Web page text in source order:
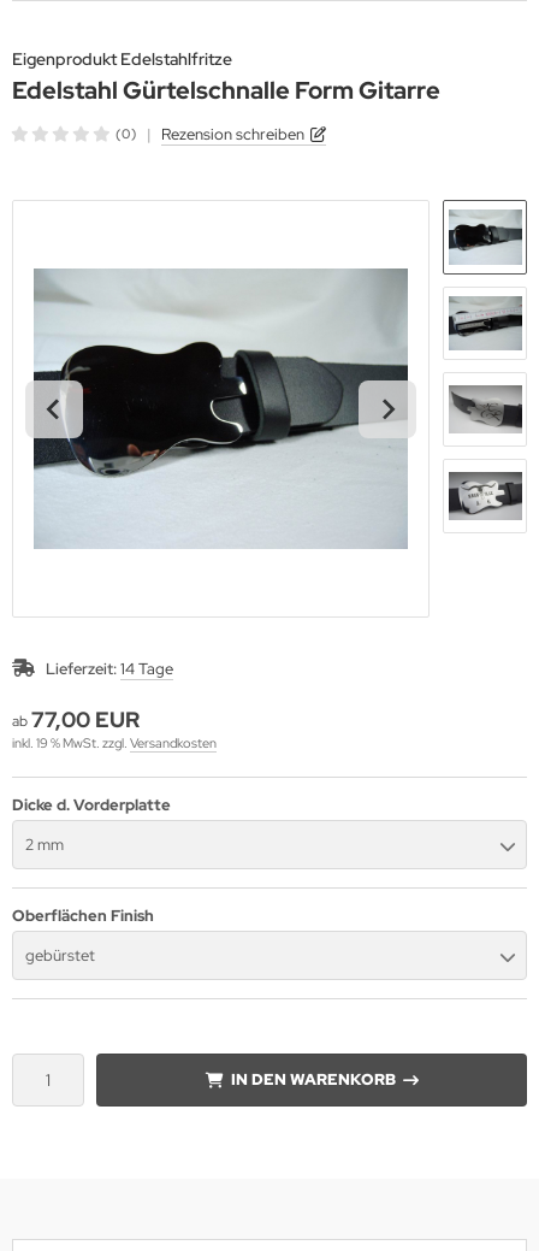
Eigenprodukt Edelstahlfritze
Edelstahl Gürtelschnalle Form Gitarre
(0) | Rezension schreiben
Lieferzeit:14 Tage
ab77,00 EUR
inkl. 19 % MwSt. zzgl. Versandkosten
Dicke d. Vorderplatte
2 mm
Oberflächen Finish
gebürstet
IN DEN WARENKORB